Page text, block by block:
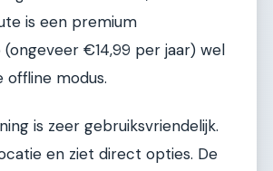
is een premium
€14,99 per jaar) wel
offline modus.
is zeer gebruiksvriendelijk.
en ziet direct opties. De